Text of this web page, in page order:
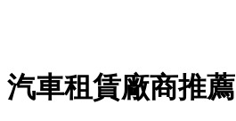
汽車租賃廠商推薦